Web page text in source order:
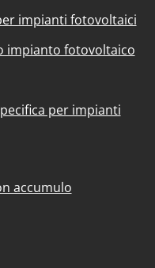
impianti fotovoltaici
impianto fotovoltaico
per impianti
accumulo